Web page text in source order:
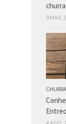
9 MAR,